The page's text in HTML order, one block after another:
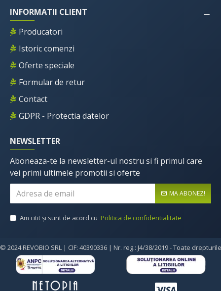
INFORMATII CLIENT
Producatori
Istoric comenzi
Oferte speciale
Formular de retur
Contact
GDPR - Protectia datelor
NEWSLETTER
Aboneaza-te la newsletter-ul nostru si fi primul care
vei primi ultimele promotii si oferte
MA ABONEZ!
Am citit şi sunt de acord cu Politica de confidentialitate
© 2024 REVOBIO SRL | CIF: 40390336 | Nr. reg.: J4/38/2019 - Toate